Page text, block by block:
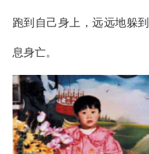
跑到自己身上，远远地躲
息身亡。